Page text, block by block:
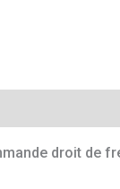
droit de